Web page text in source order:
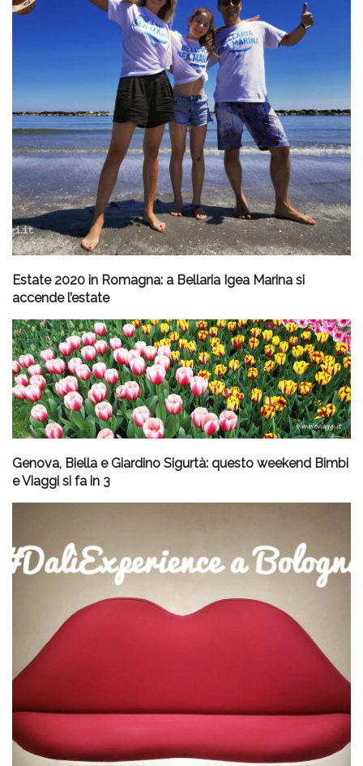
Estate 2020 in Romagna: a Bellaria Igea Marina si
accende l’estate
Genova, Biella e Giardino Sigurtà: questo weekend Bimbi
e Viaggi si fa in 3